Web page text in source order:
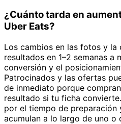
¿Cuánto tarda en
Uber Eats?
Los cambios en las fotos y la
resultados en 1–2 semanas a
conversión y el
Patrocinados y las ofertas
de inmediato porque
resultado si tu ficha
por el tiempo de preparación
acumulan a lo largo de uno o